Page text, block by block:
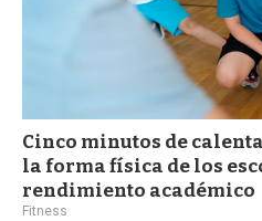
Cinco minutos de
la forma física de los
rendimiento académico
Fitness